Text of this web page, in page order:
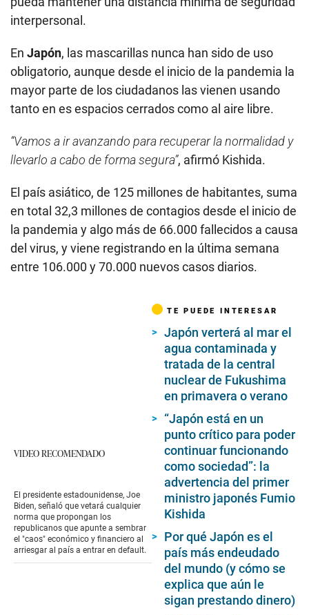
interpersonal.
En Japón, las mascarillas nunca han sido de uso
obligatorio, aunque desde el inicio de la pandemia la
mayor parte de los ciudadanos las vienen usando
tanto en es espacios cerrados como al aire libre.
“Vamos a ir avanzando para recuperar la normalidad y
llevarlo a cabo de forma segura”, afirmó Kishida.
El país asiático, de 125 millones de habitantes, suma
en total 32,3 millones de contagios desde el inicio de
la pandemia y algo más de 66.000 fallecidos a causa
del virus, y viene registrando en la última semana
entre 106.000 y 70.000 nuevos casos diarios.
VIDEO RECOMENDADO
El presidente estadounidense, Joe
Biden, señaló que vetará cualquier
norma que propongan los
republicanos que apunte a sembrar
el "caos" económico y financiero al
arriesgar al país a entrar en default.
TE PUEDE INTERESAR
Japón verterá al mar el
agua contaminada y
tratada de la central
nuclear de Fukushima
en primavera o verano
“Japón está en un
punto crítico para poder
continuar funcionando
como sociedad”: la
advertencia del primer
ministro japonés Fumio
Kishida
Por qué Japón es el
país más endeudado
del mundo (y cómo se
explica que aún le
sigan prestando dinero)